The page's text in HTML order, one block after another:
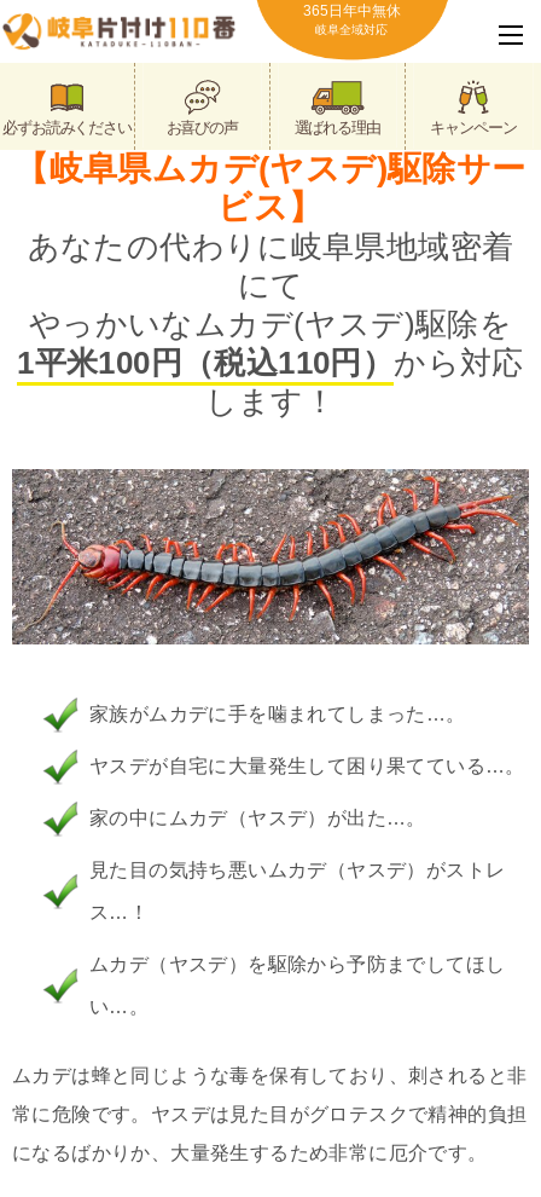
365日年中無休
岐阜全域対応
必ずお読みください お喜びの声 選ばれる理由 キャンペーン
【岐阜県ムカデ(ヤスデ)駆除サー
ビス】
あなたの代わりに岐阜県地域密着
にて
やっかいなムカデ(ヤスデ)駆除を
1平米100円（税込110円） から対応
します！
家族がムカデに手を噛まれてしまった…。
ヤスデが自宅に大量発生して困り果てている…。
家の中にムカデ（ヤスデ）が出た…。
見た目の気持ち悪いムカデ（ヤスデ）がストレ
ス…！
ムカデ（ヤスデ）を駆除から予防までしてほし
い…。
ムカデは蜂と同じような毒を保有しており、刺されると非
常に危険です。ヤスデは見た目がグロテスクで精神的負担
になるばかりか、大量発生するため非常に厄介です。